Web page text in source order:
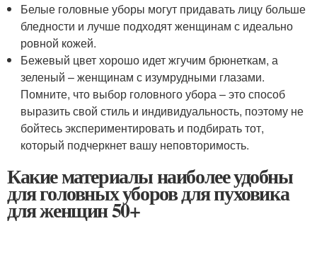
Белые головные уборы могут придавать лицу больше
бледности и лучше подходят женщинам с идеально
ровной кожей.
Бежевый цвет хорошо идет жгучим брюнеткам, а
зеленый – женщинам с изумрудными глазами.
Помните, что выбор головного убора – это способ
выразить свой стиль и индивидуальность, поэтому не
бойтесь экспериментировать и подбирать тот,
который подчеркнет вашу неповторимость.
Какие материалы наиболее удобны
для головных уборов для пуховика
для женщин 50+